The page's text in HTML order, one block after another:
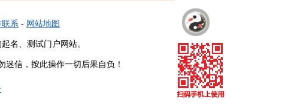
系 - 网站地图
名、测试门户网站。
信，按此操作一切后果自负！